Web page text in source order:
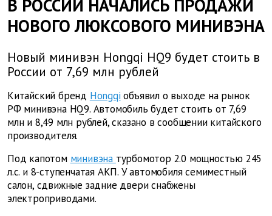
В РОССИИ НАЧАЛИСЬ ПРОДАЖИ
НОВОГО ЛЮКСОВОГО МИНИВЭНА
Новый минивэн Hongqi HQ9 будет стоить в
России от 7,69 млн рублей
Китайский бренд Hongqiобъявил о выходе на рынок
РФ минивэна HQ9. Автомобиль будет стоить от 7,69
млн и 8,49 млн рублей, сказано в сообщении китайского
производителя.
Под капотом минивэна турбомотор 2.0 мощностью 245
л.с. и 8-ступенчатая АКП. У автомобиля семиместный
салон, сдвижные задние двери снабжены
электроприводами.